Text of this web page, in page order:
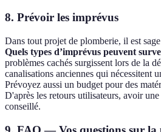
8. Prévoir les imprévus
Dans tout projet de plomberie, il est
Quels types d’imprévus peuvent
problèmes cachés surgissent lors de la
canalisations anciennes qui nécessitent
Prévoyez aussi un budget pour des
D'après les retours utilisateurs, avoir
conseillé.